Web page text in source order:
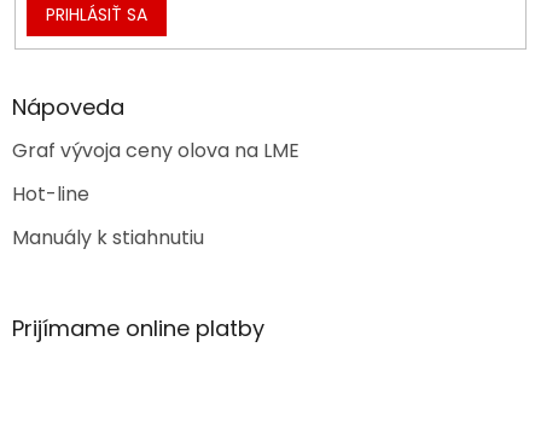
PRIHLÁSIŤ SA
Nápoveda
Graf vývoja ceny olova na LME
Hot-line
Manuály k stiahnutiu
Prijímame online platby